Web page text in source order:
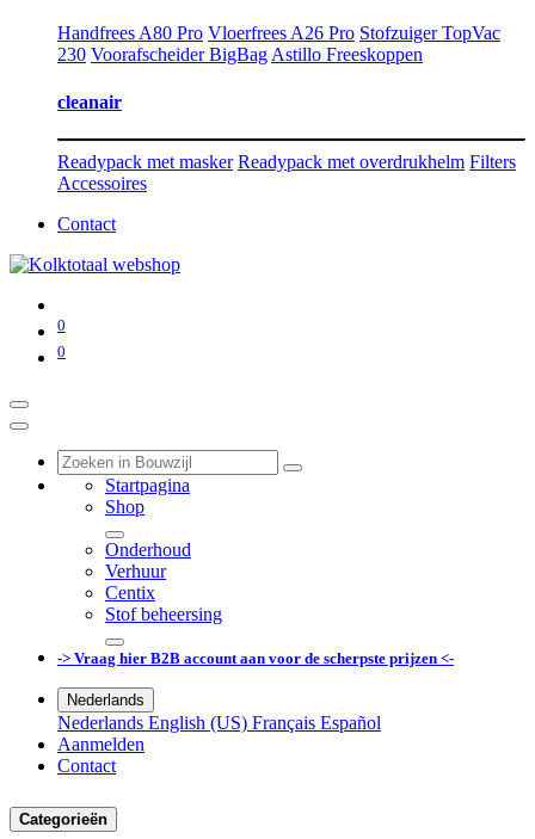
Handfrees A80 Pro Vloerfrees A26 Pro Stofzuiger TopVac
230 Voorafscheider BigBag Astillo Freeskoppen
cleanair
Readypack met masker Readypack met overdrukhelm Filters
Accessoires
Contact
0
0
Startpagina
Shop
Onderhoud
Verhuur
Centix
Stof beheersing
-> Vraag hier B2B account aan voor de scherpste prijzen <-
Nederlands
Nederlands English (US) Français Español
Aanmelden
Contact
Categorieën